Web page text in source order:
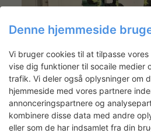
SE MERE
Denne hjemmeside
Vi bruger cookies til at tilpasse
vise dig funktioner til socaile medier
trafik. Vi deler også oplysninger om
hjemmeside med vores partnere
annonceringspartnere og
kombinere disse data med andre
eller som de har indsamlet fra din